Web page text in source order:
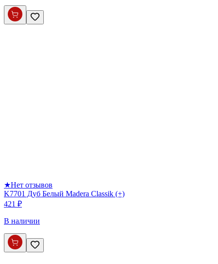
★Нет отзывов
K7701 Дуб Белый Madera Classik (+)
421 ₽
В наличии